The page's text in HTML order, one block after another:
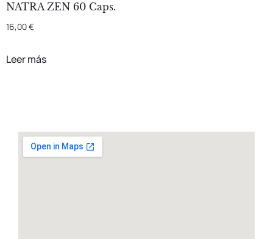
NATRA ZEN 60 Caps.
16,00€
Leer más